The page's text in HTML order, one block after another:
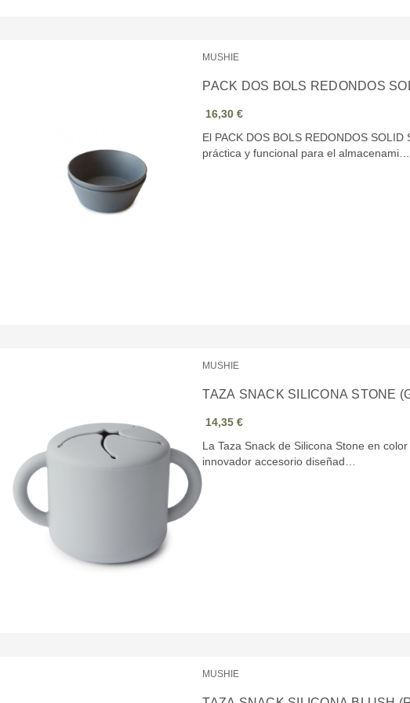
MUSHIE
PACK DOS BOLS REDONDOS
16,30 €
El PACK DOS BOLS REDONDOS
práctica y funcional para el almacenami…
MUSHIE
TAZA SNACK SILICONA STONE
14,35 €
La Taza Snack de Silicona Stone en
innovador accesorio diseñad…
MUSHIE